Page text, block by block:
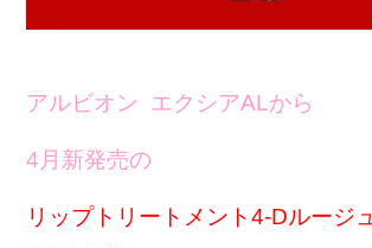
アルビオン エクシアALから
4 月 新発売の
リップトリートメント4-Dルージュ